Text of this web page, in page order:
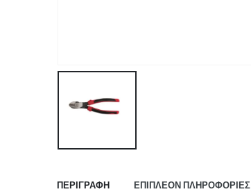
ΠΕΡΙΓΡΑΦΉ ΕΠΙΠΛΈΟΝ ΠΛΗΡΟΦΟΡΊΕΣ